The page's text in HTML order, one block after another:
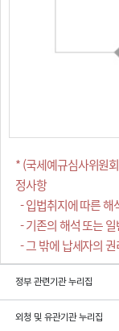
* (국세예규심사위원
정사항
- 입법취지에 따른 해
- 기존의 해석 또는
- 그 밖에 납세자의
정부 관련기관 누리집
외청 및 유관기관 누리집